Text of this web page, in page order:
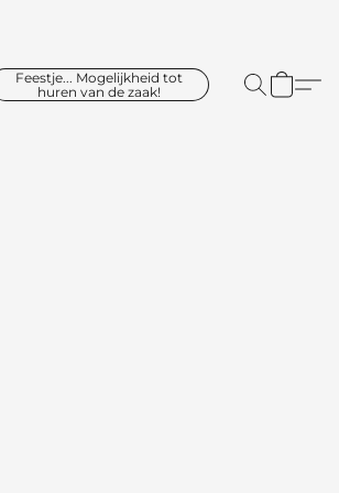
Feestje... Mogelijkheid tot
huren van de zaak!